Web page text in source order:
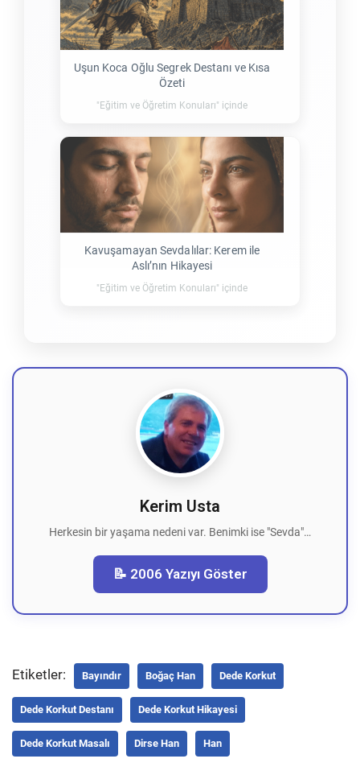
Uşun Koca Oğlu Segrek Destanı ve Kısa
Özeti
"Eğitim ve Öğretim Konuları" içinde
Kavuşamayan Sevdalılar: Kerem ile
Aslı’nın Hikayesi
"Eğitim ve Öğretim Konuları" içinde
Kerim Usta
Herkesin bir yaşama nedeni var. Benimki ise "Sevda"…
📝 2006 Yazıyı Göster
Etiketler: Bayındır Boğaç Han Dede Korkut
Dede Korkut Destanı Dede Korkut Hikayesi
Dede Korkut Masalı Dirse Han Han